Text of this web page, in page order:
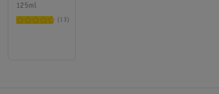
125ml
13